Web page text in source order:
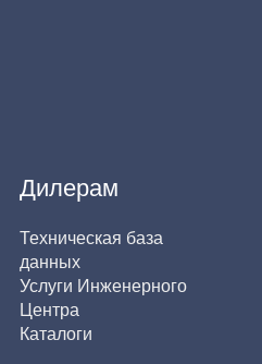
Дилерам
Техническая база
данных
Услуги Инженерного
Центра
Каталоги